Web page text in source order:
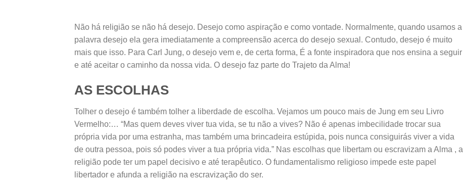
Não há religião se não há desejo. Desejo como aspiração e como vontade. Normalmente, quando usamos a
palavra desejo ela gera imediatamente a compreensão acerca do desejo sexual. Contudo, desejo é muito
mais que isso. Para Carl Jung, o desejo vem e, de certa forma, É a fonte inspiradora que nos ensina a seguir
e até aceitar o caminho da nossa vida. O desejo faz parte do Trajeto da Alma!
AS ESCOLHAS
Tolher o desejo é também tolher a liberdade de escolha. Vejamos um pouco mais de Jung em seu Livro
Vermelho:… “Mas quem deves viver tua vida, se tu não a vives? Não é apenas imbecilidade trocar sua
própria vida por uma estranha, mas também uma brincadeira estúpida, pois nunca consiguirás viver a vida
de outra pessoa, pois só podes viver a tua própria vida.” Nas escolhas que libertam ou escravizam a Alma , a
religião pode ter um papel decisivo e até terapêutico. O fundamentalismo religioso impede este papel
libertador e afunda a religião na escravização do ser.